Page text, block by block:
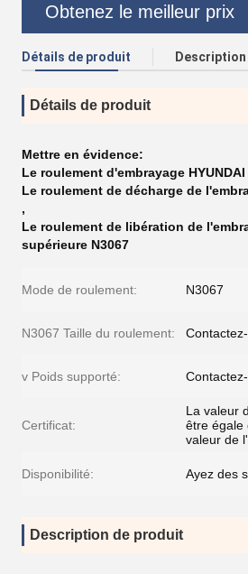
Obtenez le meilleur prix
Détails de produit
Détails de produit
Mettre en évidence:
Le roulement d'embrayage HYUNDAI
Le roulement de décharge de
,
Le roulement de libération de
supérieure N3067
Mode de roulement: N3067
N3067 Taille du roulement:
v Poids supporté:
Certificat:
La valeur
être égale
valeur de
Disponibilité: Ayez des
Description de produit